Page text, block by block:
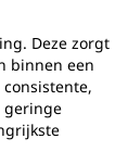
Deze zorgt
binnen een
geringe